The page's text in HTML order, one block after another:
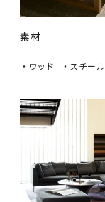
素材
・ウッド ・スチール